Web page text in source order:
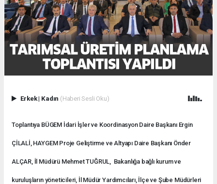
Erkek| Kadın (Haberi Sesli Oku)
Toplantıya BÜGEM İdari İşler ve Koordinasyon Daire Başkanı Ergin
ÇİLALİ, HAYGEM Proje Geliştirme ve Altyapı Daire Başkanı Önder
ALÇAR, İl Müdürü Mehmet TUĞRUL, Bakanlığa bağlı kurum ve
kuruluşların yöneticileri, İl Müdür Yardımcıları, İlçe ve Şube Müdürleri